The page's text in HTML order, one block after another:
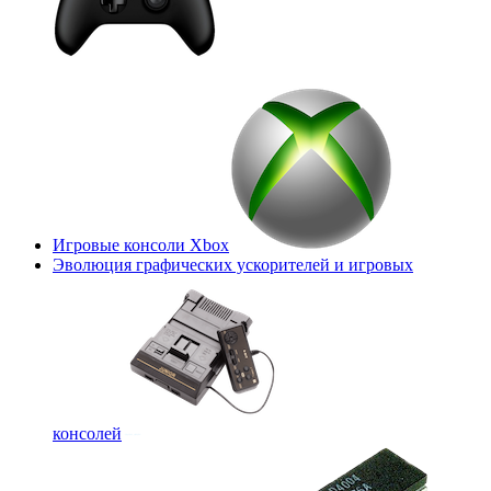
Игровые консоли Xbox
Эволюция графических ускорителей и игровых
консолей